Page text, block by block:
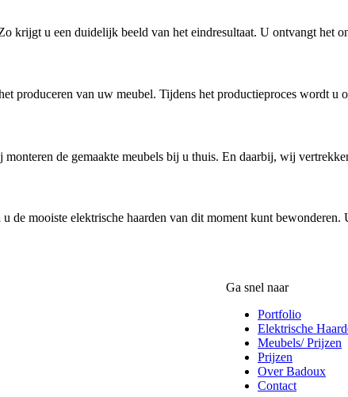
krijgt u een duidelijk beeld van het eindresultaat. U ontvangt het
produceren van uw meubel. Tijdens het productieproces wordt u
de gemaakte meubels bij u thuis. En daarbij, wij
de mooiste elektrische haarden van dit moment kunt
Ga snel naar
Portfolio
Elektrische
Meubels/ Prijzen
Prijzen
Over Badoux
Contact